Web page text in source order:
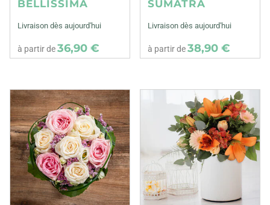
BELLISSIMA
Livraison dès aujourd'hui
à partir de36,90 €
SUMATRA
Livraison dès aujourd'hui
à partir de38,90 €